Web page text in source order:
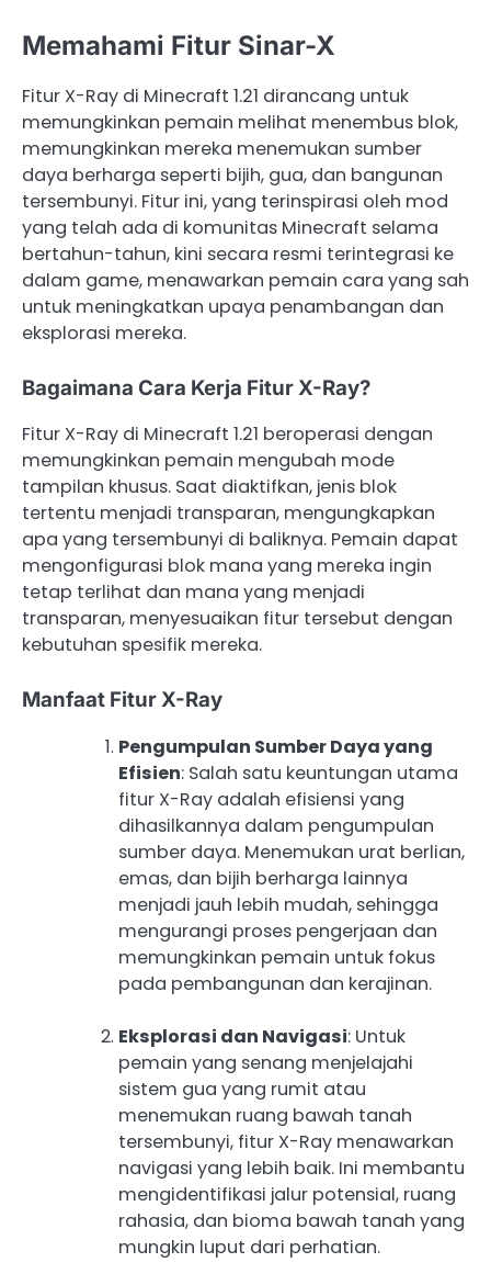
Memahami Fitur Sinar-X
Fitur X-Ray di Minecraft 1.21 dirancang untuk
memungkinkan pemain melihat menembus blok,
memungkinkan mereka menemukan sumber
daya berharga seperti bijih, gua, dan bangunan
tersembunyi. Fitur ini, yang terinspirasi oleh mod
yang telah ada di komunitas Minecraft selama
bertahun-tahun, kini secara resmi terintegrasi ke
dalam game, menawarkan pemain cara yang sah
untuk meningkatkan upaya penambangan dan
eksplorasi mereka.
Bagaimana Cara Kerja Fitur X-Ray?
Fitur X-Ray di Minecraft 1.21 beroperasi dengan
memungkinkan pemain mengubah mode
tampilan khusus. Saat diaktifkan, jenis blok
tertentu menjadi transparan, mengungkapkan
apa yang tersembunyi di baliknya. Pemain dapat
mengonfigurasi blok mana yang mereka ingin
tetap terlihat dan mana yang menjadi
transparan, menyesuaikan fitur tersebut dengan
kebutuhan spesifik mereka.
Manfaat Fitur X-Ray
Pengumpulan Sumber Daya yang
Efisien: Salah satu keuntungan utama
fitur X-Ray adalah efisiensi yang
dihasilkannya dalam pengumpulan
sumber daya. Menemukan urat berlian,
emas, dan bijih berharga lainnya
menjadi jauh lebih mudah, sehingga
mengurangi proses pengerjaan dan
memungkinkan pemain untuk fokus
pada pembangunan dan kerajinan.
Eksplorasi dan Navigasi: Untuk
pemain yang senang menjelajahi
sistem gua yang rumit atau
menemukan ruang bawah tanah
tersembunyi, fitur X-Ray menawarkan
navigasi yang lebih baik. Ini membantu
mengidentifikasi jalur potensial, ruang
rahasia, dan bioma bawah tanah yang
mungkin luput dari perhatian.